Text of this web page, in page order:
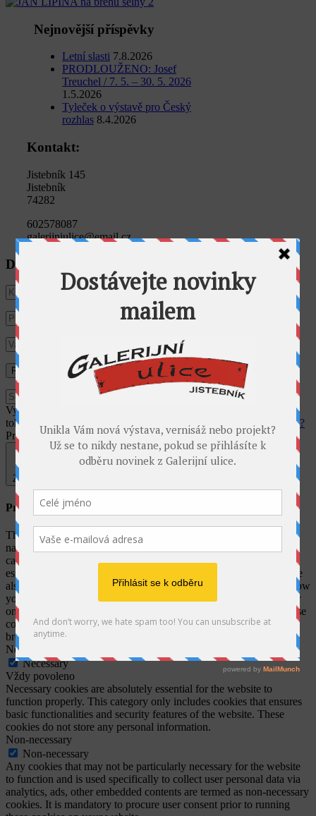
Nejnovější příspěvky
Letní slasti 7.8.2026
PRODLOUŽENO: Josef
Treuchel / 7. 5. – 30. 5. 2026
1.5.2026
Tyleček o výstavě pro Český
rozhlas 8.4.2026
Kontakt:
Jistebník 145
Jistebník
74282
602578087
galerijniulice@email.cz
Dostávat novinky e-mailem
Využíváme cookies pro analýzu návštěvnosti webu. Používáním
tohoto webu s tím vyjadřujete souhlas.
Souhlasím
Co jsou cookies?
Privacy & Cookies Policy
Zavřít
Privacy Overview
This website uses cookies to improve your experience while you
navigate through the website. Out of these, the cookies that are
categorized as necessary are stored on your browser as they are
essential for the working of basic functionalities of the website. We
also use third-party cookies that help us analyze and understand how
you use this website. These cookies will be stored in your browser
only with your consent. You also have the option to opt-out of these
cookies. But opting out of some of these cookies may affect your
browsing experience.
Necessary
Necessary
Vždy povoleno
Necessary cookies are absolutely essential for the website to
function properly. This category only includes cookies that ensures
basic functionalities and security features of the website. These
cookies do not store any personal information.
Non-necessary
Non-necessary
Any cookies that may not be particularly necessary for the website
to function and is used specifically to collect user personal data via
analytics, ads, other embedded contents are termed as non-necessary
cookies. It is mandatory to procure user consent prior to running